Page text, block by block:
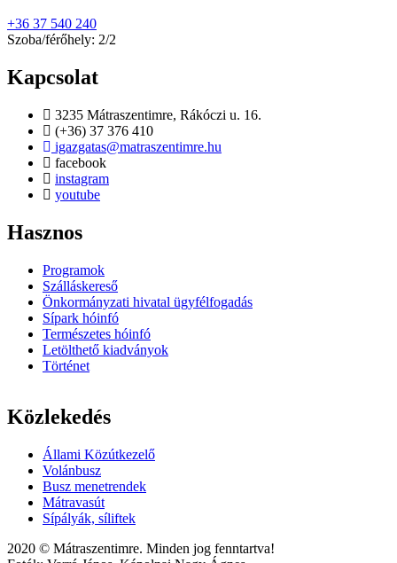
+36 37 540 240
Szoba/férőhely: 2/2
Kapcsolat
3235 Mátraszentimre, Rákóczi u. 16.
(+36) 37 376 410
igazgatas@matraszentimre.hu
facebook
instagram
youtube
Hasznos
Programok
Szálláskereső
Önkormányzati hivatal ügyfélfogadás
Sípark hóinfó
Természetes hóinfó
Letölthető kiadványok
Történet
Közlekedés
Állami Közútkezelő
Volánbusz
Busz menetrendek
Mátravasút
Sípályák, síliftek
2020 © Mátraszentimre. Minden jog fenntartva!